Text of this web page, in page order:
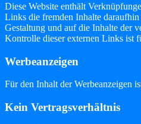
Diese Website enthält
Links die fremden Inhalte
Gestaltung und auf die Inhalte der
Kontrolle dieser externen Links ist
Werbeanzeigen
Für den Inhalt der Werbeanzeigen
Kein Vertragsverhältnis